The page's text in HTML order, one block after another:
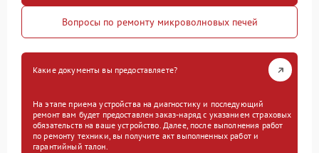
Вопросы по ремонту микроволновых печей
Какие документы вы предоставляете?
На этапе приема устройства на диагностику и последующий
ремонт вам будет предоставлен заказ-наряд с указанием страховых
обязательств на ваше устройство. Далее, после выполнения работ
по ремонту техники, вы получите акт выполненных работ и
гарантийный талон.